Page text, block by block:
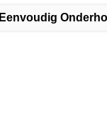
Eenvoudig